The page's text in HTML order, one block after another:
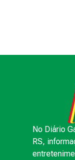
No Diário
RS,